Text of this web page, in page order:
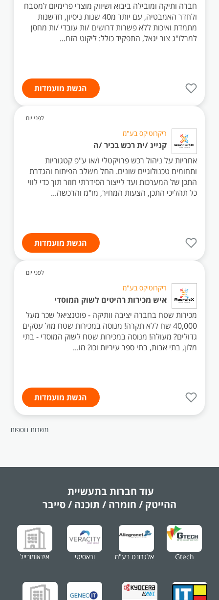
חברה ותיקה ומובילה ביבוא ושיווק מוצרי פרימיום למטבח
ולחדר האמבטיה, עם יותר מ40 שנות ניסיון, חדשנות
מתמדת ואיכות ללא פשרות דרושים /ות עובדי /ות מחסן
למרלו"ג צור יגאל, התפקיד כולל: ליקוט הזמ...
הגשת מועמדות
לפני יום
ריקרוטיקס בע"מ
קניינ /ית רכש בכיר /ה
אחריות על ניהול רכש פרויקטלי ו/או ע"פ קטגוריות
ותחומים טכנולוגיים שונים. החל משלב הפיתוח והגדרת
התכן של המערכות ועד לייצור הסידרתי חוזר תוך כדי לווי
כל תהליכי התכן, הצעות המחיר, מו"מ והרכשה...
הגשת מועמדות
לפני יום
ריקרוטיקס בע"מ
איש מכירות רהיטים לשוק המוסדי
מכירות שטח בחברה יציבה וותיקה - פוטנציאל שכר מעל
40,000 שח ללא תקרה! מנוסה במכירות שטח מול עסקים
גדולים? מעולה! מנוסה במכירות שטח לשוק המוסדי - בתי
מלון, בתי אבות, בתי ספר עיריות וכו? מו...
הגשת מועמדות
משרות נוספות
עוד חברות בתעשיית
ההייטק / חומרה / תוכנה / סייבר
Gtech אלגרונט בע"מ וראסיטי אידאומובייל